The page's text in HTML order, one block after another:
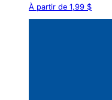
À partir de 1,99 $